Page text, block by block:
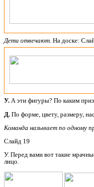
Дети отвечают. На доске:
У. А эти фигуры? По каким
Д. По форме, цвету, размеру,
Команда называет по одному
Слайд 19
У. Перед вами вот такие
лицо.